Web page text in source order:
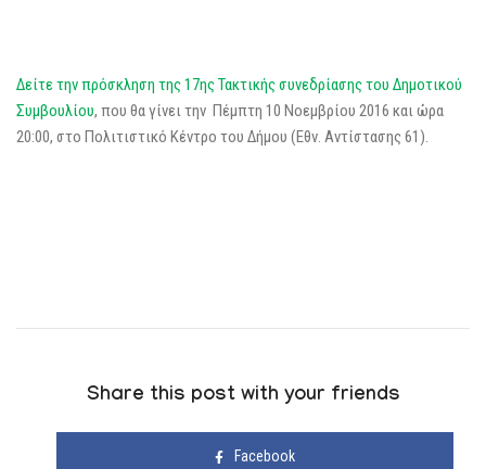
Δείτε την πρόσκληση της 17ης Τακτικής συνεδρίασης του Δημοτικού
Συμβουλίου, που θα γίνει την Πέμπτη 10 Νοεμβρίου 2016 και ώρα
20:00, στο Πολιτιστικό Κέντρο του Δήμου (Εθν. Αντίστασης 61).
Share this post with your friends
Facebook